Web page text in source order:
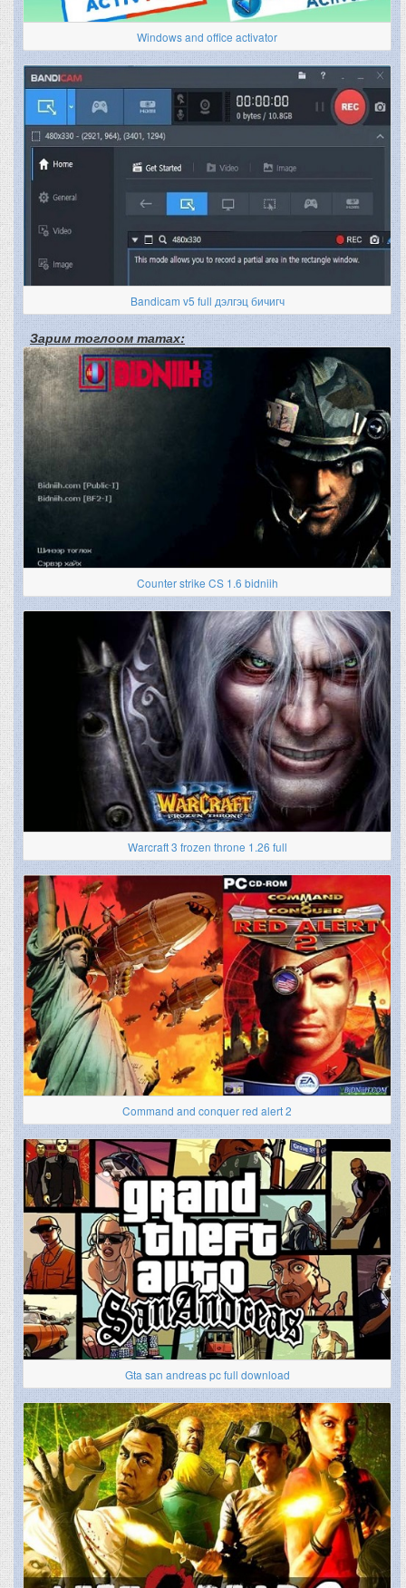
Windows and office activator
Bandicam v5 full дэлгэц бичигч
Зарим тоглоом татах:
Counter strike CS 1.6 bidniih
Warcraft 3 frozen throne 1.26 full
Command and conquer red alert 2
Gta san andreas pc full download